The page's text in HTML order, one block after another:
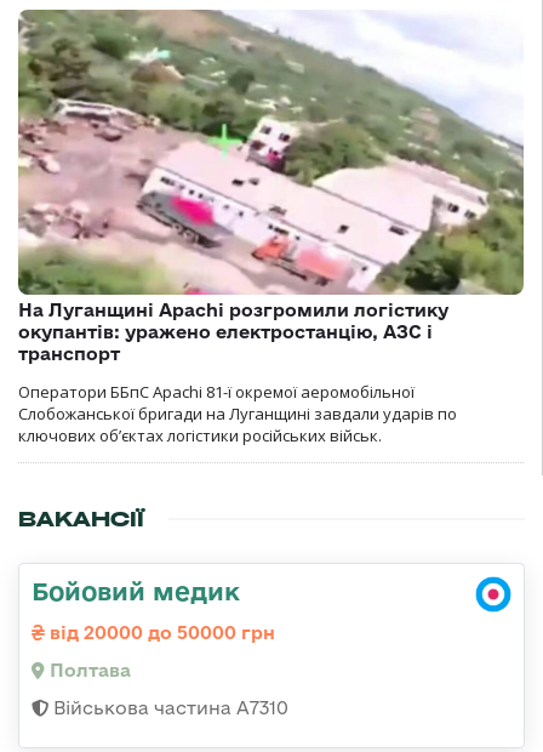
На Луганщині Apachi розгромили логістику
окупантів: уражено електростанцію, АЗС і
транспорт
Оператори ББпС Apachi 81-ї окремої аеромобільної
Слобожанської бригади на Луганщині завдали ударів по
ключових об’єктах логістики російських військ.
ВАКАНСІЇ
Бойовий медик
від 20000 до 50000 грн
Полтава
Військова частина A7310